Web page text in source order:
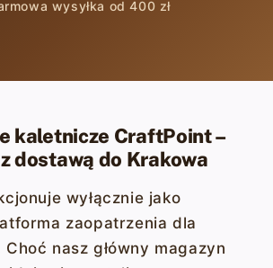
wysyłka od 400 zł
kaletnicze CraftPoint –
dostawą do Krakowa
wyłącznie jako
zaopatrzenia dla
nasz główny magazyn